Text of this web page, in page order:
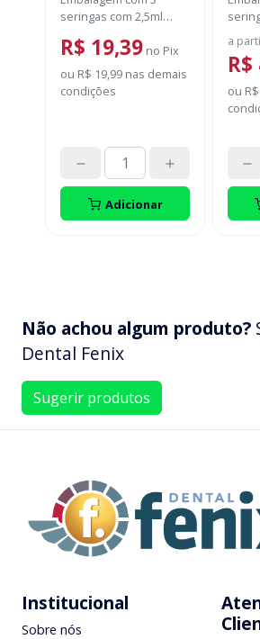
seringas com 2,5ml
para aplicação.
R$ 19,39 no Pix
ou R$ 19,99 nas demais
condições
Adicionar
cada
a
ou
Não achou algum produto?
Dental Fenix
Sugerir produtos
Institucional
Sobre nós